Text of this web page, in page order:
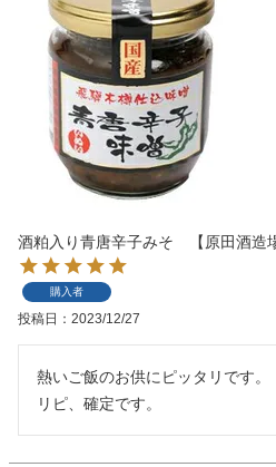
酒粕入り青唐辛子みそ 【原田酒造
購入者
投稿日 2023/12/27
熱いご飯のお供にピッタリです。
リピ、確定です。